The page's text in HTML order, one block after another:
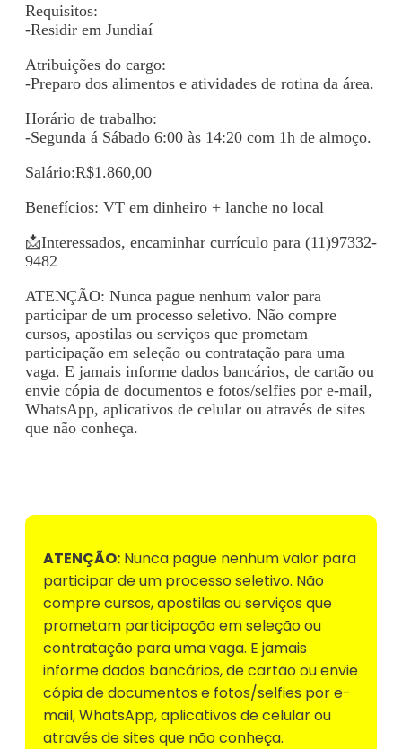
Requisitos:
-Residir em Jundiaí
Atribuições do cargo:
-Preparo dos alimentos e atividades de rotina da área.
Horário de trabalho:
-Segunda á Sábado 6:00 às 14:20 com 1h de almoço.
Salário:R$1.860,00
Benefícios: VT em dinheiro + lanche no local
📩Interessados, encaminhar currículo para (11)97332-
9482
ATENÇÃO: Nunca pague nenhum valor para
participar de um processo seletivo. Não compre
cursos, apostilas ou serviços que prometam
participação em seleção ou contratação para uma
vaga. E jamais informe dados bancários, de cartão ou
envie cópia de documentos e fotos/selfies por e-mail,
WhatsApp, aplicativos de celular ou através de sites
que não conheça.
ATENÇÃO: Nunca pague nenhum valor para
participar de um processo seletivo. Não
compre cursos, apostilas ou serviços que
prometam participação em seleção ou
contratação para uma vaga. E jamais
informe dados bancários, de cartão ou envie
cópia de documentos e fotos/selfies por e-
mail, WhatsApp, aplicativos de celular ou
através de sites que não conheça.